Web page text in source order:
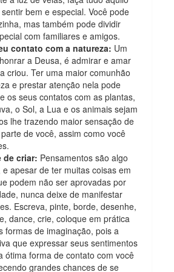
bem e especial. Você pode
mas também pode dividir
com familiares e amigos.
contato com a natureza: Um
a Deusa, é admirar e amar
criou. Ter uma maior comunhão
e prestar atenção nela pode
os seus contatos com as plantas,
o Sol, a Lua e os animais sejam
lhe trazendo maior sensação de
de você, assim como você
de criar: Pensamentos são algo
e apesar de ter muitas coisas em
podem não ser aprovadas por
nunca deixe de manifestar
Escreva, pinte, borde, desenhe,
dance, crie, coloque em prática
formas de imaginação, pois a
que expressar seus sentimentos
ótima forma de contato com você
grandes chances de se